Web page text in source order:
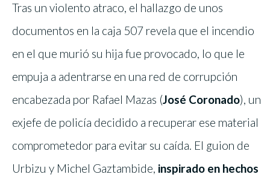
Tras un violento atraco, el hallazgo de unos
documentos en la caja 507 revela que el incendio
en el que murió su hija fue provocado, lo que le
empuja a adentrarse en una red de corrupción
encabezada por Rafael Mazas (José Coronado), un
exjefe de policía decidido a recuperar ese material
comprometedor para evitar su caída. El guion de
Urbizu y Michel Gaztambide, inspirado en hechos